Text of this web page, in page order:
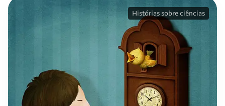
Histórias sobre ciências